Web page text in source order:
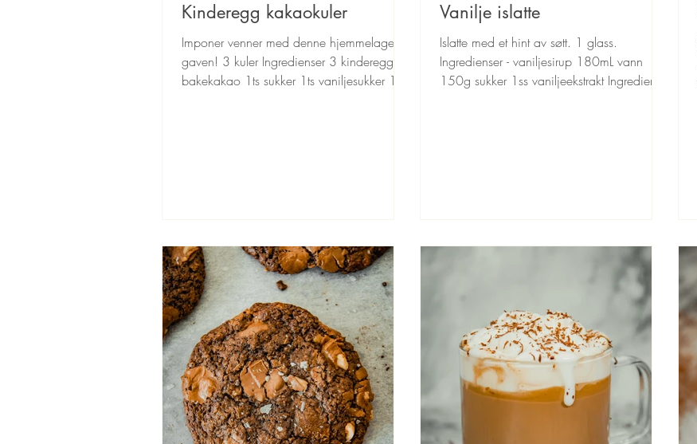
Kinderegg kakaokuler
Imponer venner med denne hjemmelaget
gaven! 3 kuler Ingredienser 3 kinderegg 2ts
bakekakao 1ts sukker 1ts vaniljesukker 1
Vanilje islatte
Islatte med et hint av søtt. 1 glass.
Ingredienser - vaniljesirup 180mL vann
150g sukker 1ss vaniljeekstrakt Ingredienser